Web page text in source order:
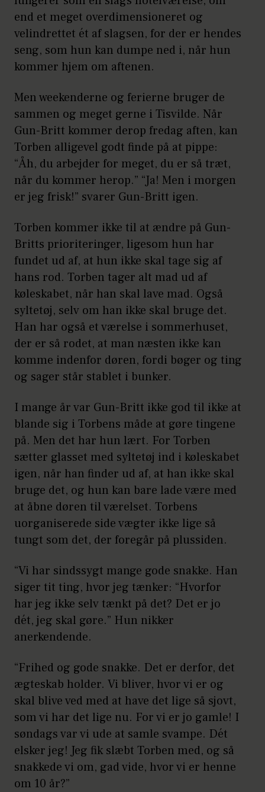
end et meget overdimensioneret og
velindrettet ét af slagsen, for der er hendes
seng, som hun kan dumpe ned i, når hun
kommer hjem om aftenen.
Men weekenderne og ferierne bruger de
sammen og meget gerne i Tisvilde. Når
Gun-Britt kommer derop fredag aften, kan
Torben alligevel godt finde på at pippe:
“Åh, du arbejder for meget, du er så træt,
når du kommer herop.” “Ja! Men i morgen
er jeg frisk!” svarer Gun-Britt igen.
Torben kommer ikke til at ændre på Gun-
Britts prioriteringer, ligesom hun har
fundet ud af, at hun ikke skal tage sig af
hans rod. Torben tager alt mad ud af
køleskabet, når han skal lave mad. Også
syltetøj, selv om han ikke skal bruge det.
Han har også et værelse i sommerhuset,
der er så rodet, at man næsten ikke kan
komme indenfor døren, fordi bøger og ting
og sager står stablet i bunker.
I mange år var Gun-Britt ikke god til ikke at
blande sig i Torbens måde at gøre tingene
på. Men det har hun lært. For Torben
sætter glasset med syltetøj ind i køleskabet
igen, når han finder ud af, at han ikke skal
bruge det, og hun kan bare lade være med
at åbne døren til værelset. Torbens
uorganiserede side vægter ikke lige så
tungt som det, der foregår på plussiden.
“Vi har sindssygt mange gode snakke. Han
siger tit ting, hvor jeg tænker: “Hvorfor
har jeg ikke selv tænkt på det? Det er jo
dét, jeg skal gøre.” Hun nikker
anerkendende.
“Frihed og gode snakke. Det er derfor, det
ægteskab holder. Vi bliver, hvor vi er og
skal blive ved med at have det lige så sjovt,
som vi har det lige nu. For vi er jo gamle! I
søndags var vi ude at samle svampe. Dét
elsker jeg! Jeg fik slæbt Torben med, og så
snakkede vi om, gad vide, hvor vi er henne
om 10 år?”